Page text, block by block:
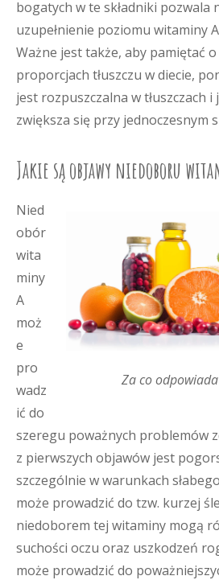
bogatych w te składniki pozwala
uzupełnienie poziomu witaminy
Ważne jest także, aby pamiętać
proporcjach tłuszczu w diecie,
jest rozpuszczalna w tłuszczach
zwiększa się przy jednoczesnym
Jakie są objawy niedoboru
Za co
Nied
obór
wita
miny
A
moż
e
pro
wadz
ić do
szeregu poważnych problemów
z pierwszych objawów jest
szczególnie w warunkach
może prowadzić do tzw. kurzej
niedoborem tej witaminy mogą
suchości oczu oraz uszkodzeń
może prowadzić do